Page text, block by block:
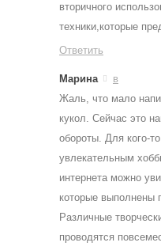
вторичного
техники,которые
Ответить
Марина
в
Жаль, что мало
кукол. Сейчас это
обороты. Для кого-
увлекательным
интернета можно
которые выполнены
Различные
проводятся